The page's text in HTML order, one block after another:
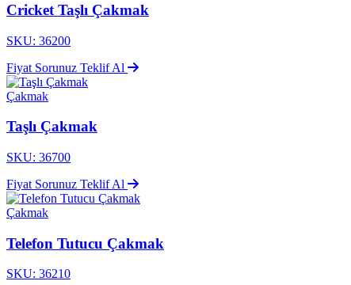
Cricket Taşlı Çakmak
SKU: 36200
Fiyat Sorunuz Teklif Al
Çakmak
Taşlı Çakmak
SKU: 36700
Fiyat Sorunuz Teklif Al
Çakmak
Telefon Tutucu Çakmak
SKU: 36210